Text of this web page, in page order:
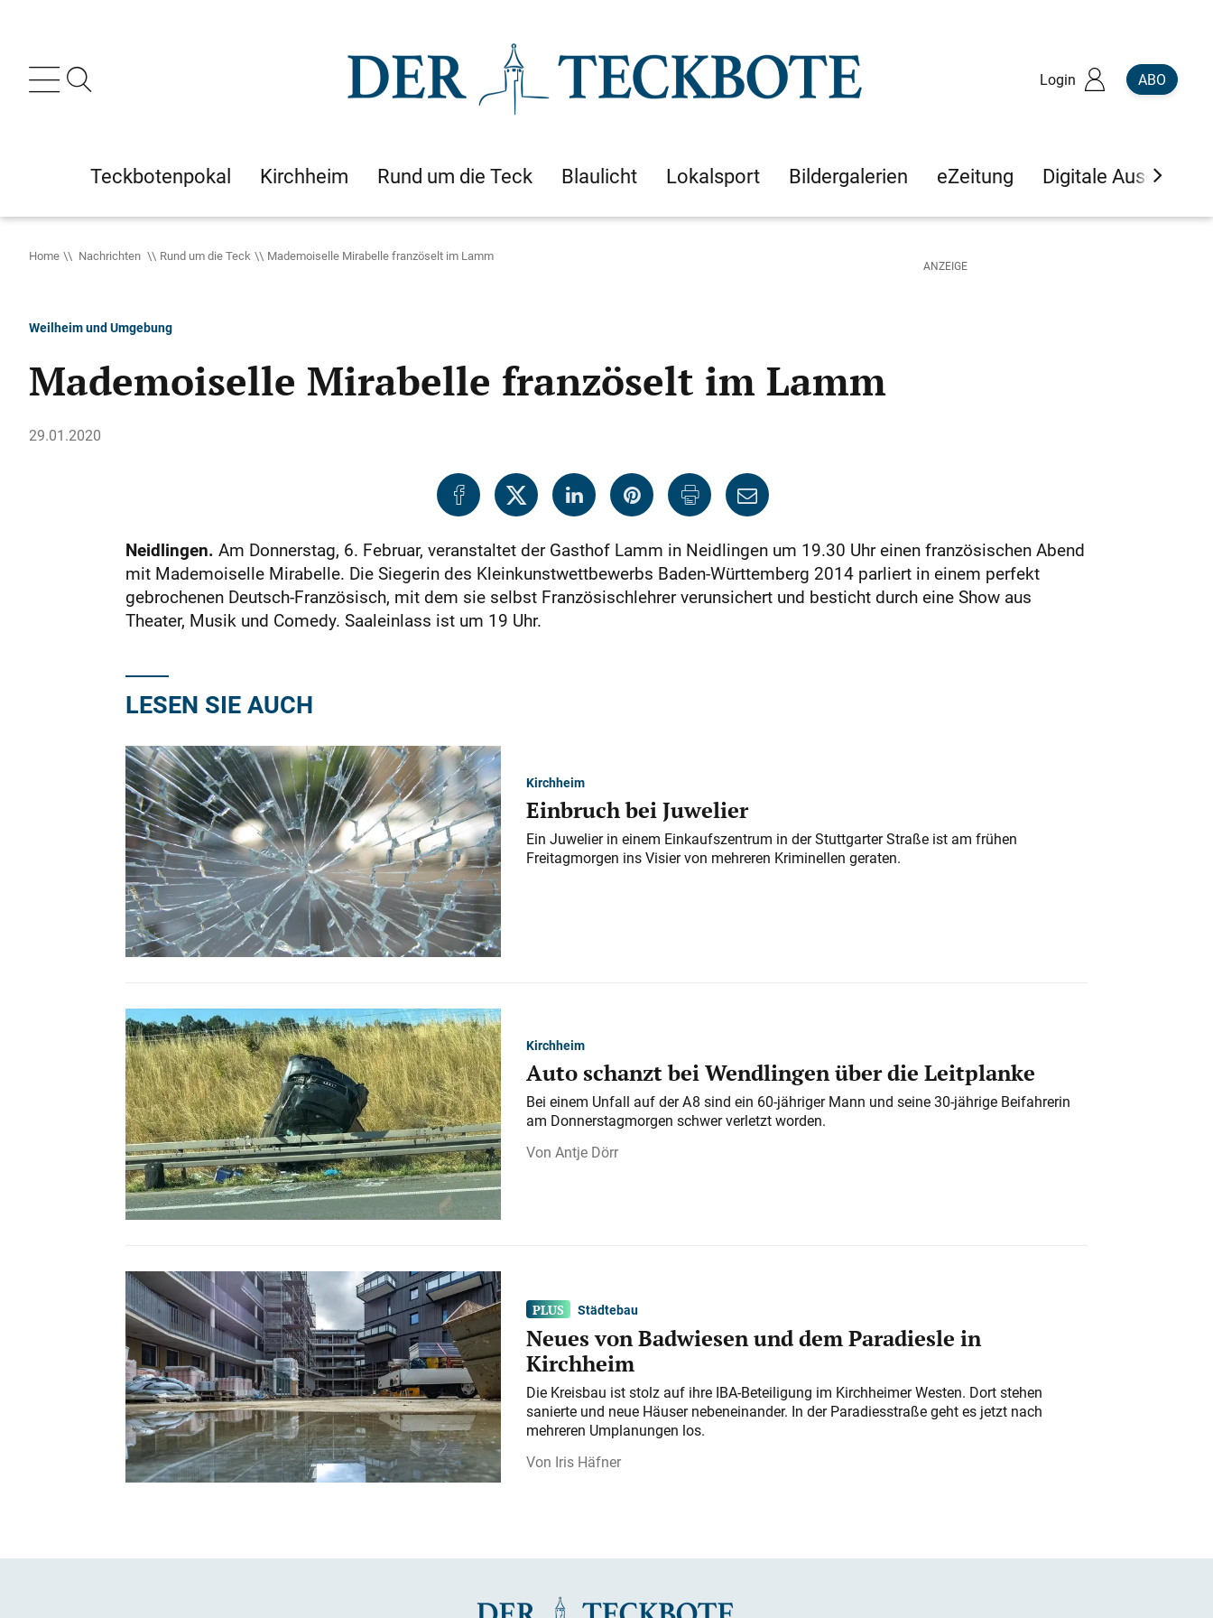
Login ABO
Teckbotenpokal Kirchheim Rund um die Teck Blaulicht Lokalsport Bildergalerien eZeitung Digitale Ausgaben
Home Nachrichten Rund um die Teck Mademoiselle Mirabelle französelt im Lamm
Weilheim und Umgebung
Mademoiselle Mirabelle französelt im Lamm
29.01.2020
Neidlingen. Am Donnerstag, 6. Februar, veranstaltet der Gasthof Lamm in Neidlingen um 19.30 Uhr einen französischen Abend
mit Mademoiselle Mirabelle. Die Siegerin des Kleinkunstwettbewerbs Baden-Württemberg 2014 parliert in einem perfekt
gebrochenen Deutsch-Französisch, mit dem sie selbst Französischlehrer verunsichert und besticht durch eine Show aus
Theater, Musik und Comedy. Saaleinlass ist um 19 Uhr.
LESEN SIE AUCH
Kirchheim
Einbruch bei Juwelier
Ein Juwelier in einem Einkaufszentrum in der Stuttgarter Straße ist am frühen
Freitagmorgen ins Visier von mehreren Kriminellen geraten.
Kirchheim
Auto schanzt bei Wendlingen über die Leitplanke
Bei einem Unfall auf der A 8 sind ein 60-jähriger Mann und seine 30-jährige Beifahrerin
am Donnerstagmorgen schwer verletzt worden.
Antje Dörr
Städtebau
Neues von Badwiesen und dem Paradiesle in
Kirchheim
Die Kreisbau ist stolz auf ihre IBA-Beteiligung im Kirchheimer Westen. Dort stehen
sanierte und neue Häuser nebeneinander. In der Paradiesstraße geht es jetzt nach
mehreren Umplanungen los.
Iris Häfner